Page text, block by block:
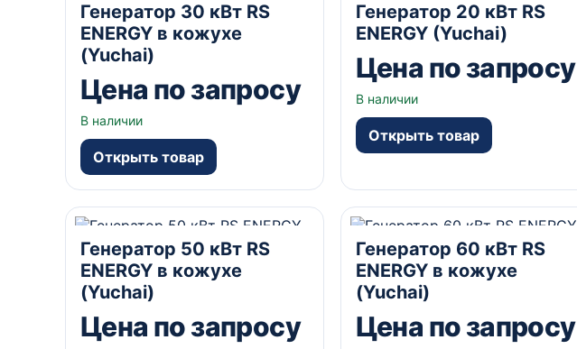
да А
Генератор 30 кВт RS
ENERGY в кожухе
(Yuchai)
Цена по запросу
В наличии
Открыть товар
да А
Генератор 20 кВт RS
ENERGY (Yuchai)
Цена по запросу
В наличии
Открыть товар
да А
Генератор 50 кВт RS
ENERGY в кожухе
(Yuchai)
Цена по запросу
да А
Генератор 60 кВт RS
ENERGY в кожухе
(Yuchai)
Цена по запросу